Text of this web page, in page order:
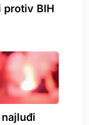
protiv BIH